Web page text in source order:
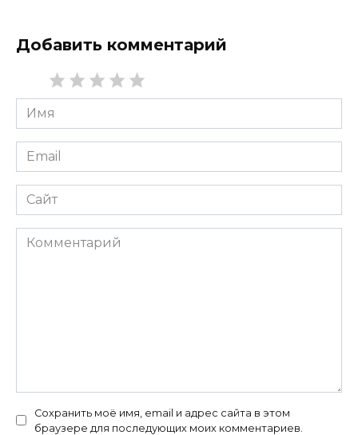
Добавить комментарий
Имя
*
Email
*
Сайт
Комментарий
Сохранить моё имя, email и адрес сайта в этом
браузере для последующих моих комментариев.